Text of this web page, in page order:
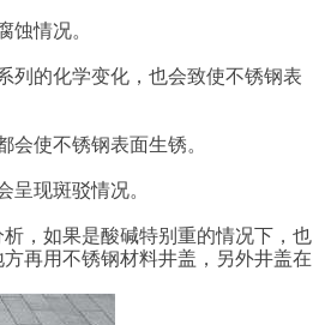
蚀情况。
列的化学变化，也会致使不锈钢表
使不锈钢表面生锈。
呈现斑驳情况。
，如果是酸碱特别重的情况下，也
再用不锈钢材料井盖，另外井盖在